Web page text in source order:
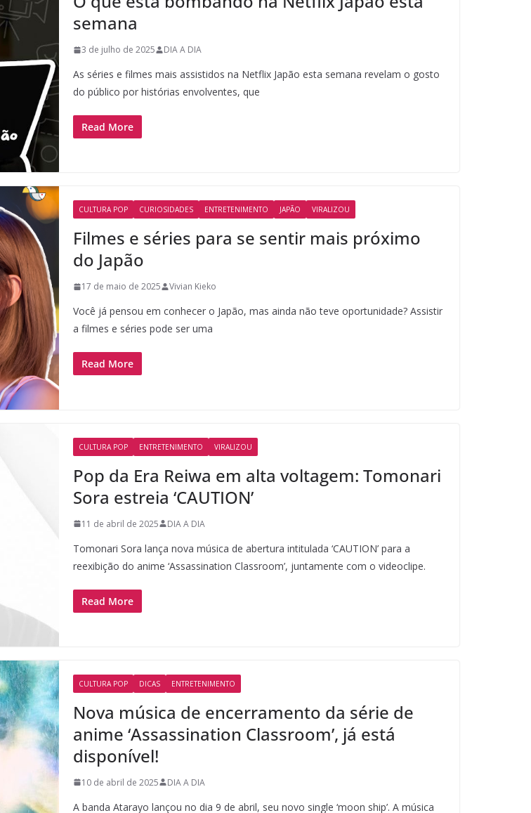
semana
3 de julho de 2025 DIA A DIA
As séries e filmes mais assistidos na Netflix Japão esta semana revelam o gosto
do público por histórias envolventes, que
Read More
CULTURA POP CURIOSIDADES ENTRETENIMENTO JAPÃO VIRALIZOU
Filmes e séries para se sentir mais próximo
do Japão
17 de maio de 2025 Vivian Kieko
Você já pensou em conhecer o Japão, mas ainda não teve oportunidade? Assistir
a filmes e séries pode ser uma
Read More
CULTURA POP ENTRETENIMENTO VIRALIZOU
Pop da Era Reiwa em alta voltagem: Tomonari
Sora estreia ‘CAUTION’
11 de abril de 2025 DIA A DIA
Tomonari Sora lança nova música de abertura intitulada ‘CAUTION’ para a
reexibição do anime ‘Assassination Classroom’, juntamente com o videoclipe.
Read More
CULTURA POP DICAS ENTRETENIMENTO
Nova música de encerramento da série de
anime ‘Assassination Classroom’, já está
disponível!
10 de abril de 2025 DIA A DIA
A banda Atarayo lançou no dia 9 de abril, seu novo single ‘moon ship’. A música